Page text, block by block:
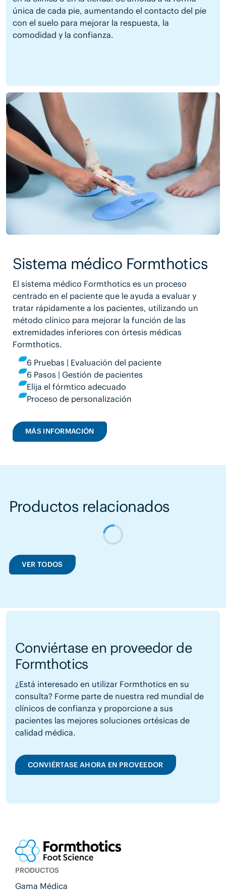
única de cada pie, aumentando el contacto del pie
con el suelo para mejorar la respuesta, la
comodidad y la confianza.
Sistema médico Formthotics
El sistema médico Formthotics es un proceso
centrado en el paciente que le ayuda a evaluar y
tratar rápidamente a los pacientes, utilizando un
método clínico para mejorar la función de las
extremidades inferiores con órtesis médicas
Formthotics.
6 Pruebas | Evaluación del paciente
6 Pasos | Gestión de pacientes
Elija el fórmtico adecuado
Proceso de personalización
MÁS INFORMACIÓN
Productos relacionados
VER TODOS
Conviértase en proveedor de
Formthotics
¿Está interesado en utilizar Formthotics en su
consulta? Forme parte de nuestra red mundial de
clínicos de confianza y proporcione a sus
pacientes las mejores soluciones ortésicas de
calidad médica.
CONVIÉRTASE AHORA EN PROVEEDOR
PRODUCTOS
Gama Médica